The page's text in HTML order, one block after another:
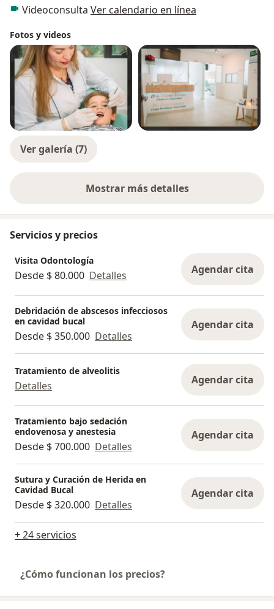
Videoconsulta Ver calendario en línea
Fotos y videos
Ver galería (7)
Mostrar más detalles
sobre la experiencia
Servicios y precios
Visita Odontología
Desde $ 80.000 Detalles Agendar cita
Debridación de abscesos infecciosos
en cavidad bucal
Desde $ 350.000 Detalles
Agendar cita
Tratamiento de alveolitis
Detalles Agendar cita
Tratamiento bajo sedación
endovenosa y anestesia
Desde $ 700.000 Detalles
Agendar cita
Sutura y Curación de Herida en
Cavidad Bucal
Desde $ 320.000 Detalles
Agendar cita
+ 24 servicios
¿Cómo funcionan los precios?